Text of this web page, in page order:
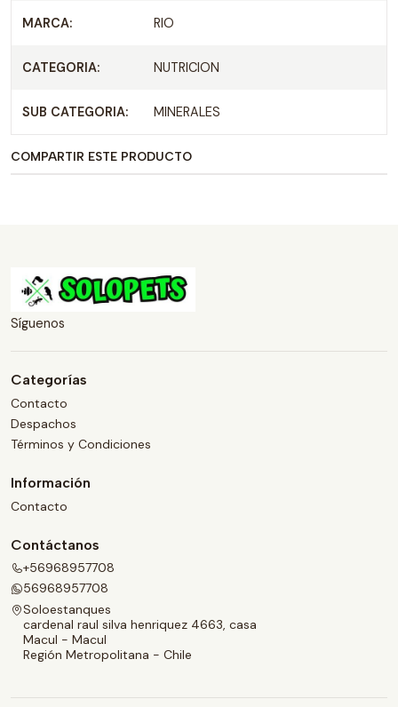
MARCA: RIO
CATEGORIA: NUTRICION
SUB CATEGORIA: MINERALES
COMPARTIR ESTE PRODUCTO
Síguenos
Categorías
Contacto
Despachos
Términos y Condiciones
Información
Contacto
Contáctanos
+56968957708
56968957708
Soloestanques
cardenal raul silva henriquez 4663, casa
Macul - Macul
Región Metropolitana - Chile